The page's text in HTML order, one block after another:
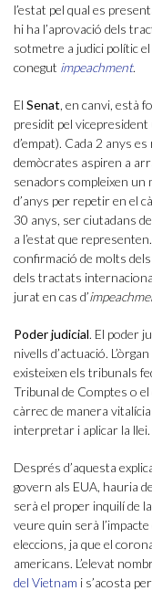
l’estat pel qual es
hi ha l’aprovació dels
sotmetre a judici polític
conegut impeachment.
El Senat, en canvi, està
presidit pel
d’empat). Cada 2 anys
demòcrates aspiren a
senadors compleixen un
d’anys per repetir en el
30 anys, ser ciutadans
a l’estat que
confirmació de molts
dels tractats
jurat en cas d’
Poder judicial. El poder
nivells d’actuació.
existeixen els tribunals
Tribunal de Comptes o el
càrrec de manera
interpretar i aplicar la llei.
Després d’aquesta
govern als EUA, hauria
serà el proper inquilí de
veure quin serà
eleccions, ja que el
americans. L’elevat
del Vietnam i s’acosta